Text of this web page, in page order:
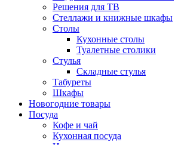
Решения для ТВ
Стеллажи и книжные шкафы
Столы
Кухонные столы
Туалетные столики
Стулья
Складные стулья
Табуреты
Шкафы
Новогодние товары
Посуда
Кофе и чай
Кухонная посуда